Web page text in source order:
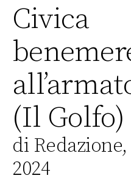
Civica
(Il Golfo)
di
2024